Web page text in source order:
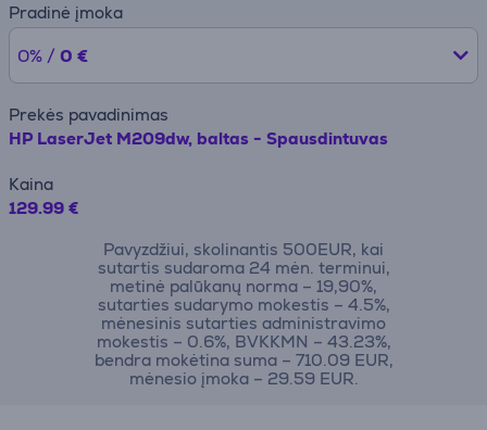
Pradinė įmoka
0% / 0 €
Prekės pavadinimas
HP LaserJet M209dw, baltas - Spausdintuvas
Kaina
129.99 €
Pavyzdžiui, skolinantis 500EUR, kai
sutartis sudaroma 24 mėn. terminui,
metinė palūkanų norma – 19,90%,
sutarties sudarymo mokestis – 4.5%,
mėnesinis sutarties administravimo
mokestis – 0.6%, BVKKMN – 43.23%,
bendra mokėtina suma – 710.09 EUR,
mėnesio įmoka – 29.59 EUR.